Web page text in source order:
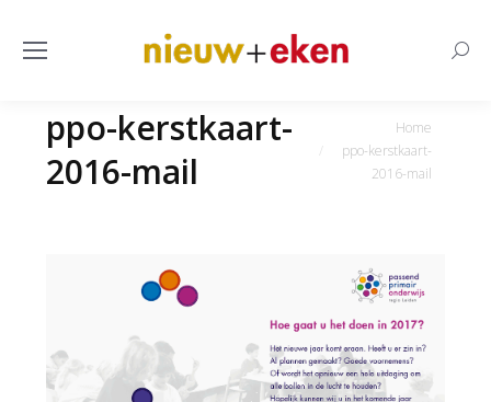
ppo-kerstkaart-
2016-mail
Home
ppo-kerstkaart-
2016-mail